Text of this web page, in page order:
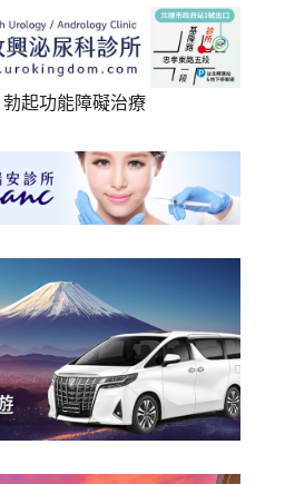
勃起功能障礙治療